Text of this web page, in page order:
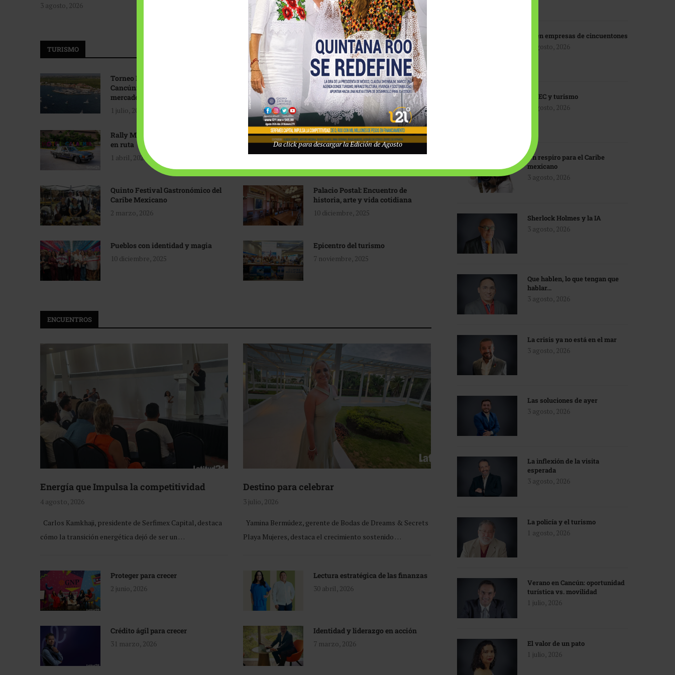
3 agosto, 2026
Tecnológico de Monterrey
3 agosto, 2026
TURISMO
Torneo Internacional de Pesca
Cancún: Navegando hacia nuevos
mercados
1 julio, 2026
Promoción turística con visión
1 abril, 2026
Rally Maya: Herencia automotriz
en ruta
1 abril, 2026
Industria global en
reconfiguración
31 marzo, 2026
Quinto Festival Gastronómico del
Caribe Mexicano
2 marzo, 2026
Palacio Postal: Encuentro de
historia, arte y vida cotidiana
10 diciembre, 2025
Pueblos con identidad y magia
10 diciembre, 2025
Epicentro del turismo
7 noviembre, 2025
ENCUENTROS
Energía que Impulsa la competitividad
4 agosto, 2026
Carlos Kamkhaji, presidente de Serfimex Capital, destaca
cómo la transición energética dejó de ser un …
Destino para celebrar
3 julio, 2026
Yamina Bermúdez, gerente de Bodas de Dreams & Secrets
Playa Mujeres, destaca el crecimiento sostenido …
Proteger para crecer
2 junio, 2026
Lectura estratégica de las finanzas
30 abril, 2026
Crédito ágil para crecer
31 marzo, 2026
Identidad y liderazgo en acción
7 marzo, 2026
IA en empresas de cincuentones
3 agosto, 2026
TMEC y turismo
3 agosto, 2026
Un respiro para el Caribe
mexicano
3 agosto, 2026
Sherlock Holmes y la IA
3 agosto, 2026
Que hablen, lo que tengan que
hablar…
3 agosto, 2026
La crisis ya no está en el mar
3 agosto, 2026
Las soluciones de ayer
3 agosto, 2026
La inflexión de la visita
esperada
3 agosto, 2026
La policía y el turismo
1 agosto, 2026
Verano en Cancún: oportunidad
turística vs. movilidad
1 julio, 2026
El valor de un pato
1 julio, 2026
Da click para descargar la Edición de Agosto